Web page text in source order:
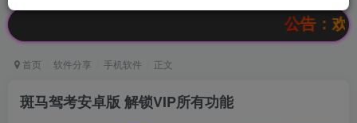
公告：欢迎访
首页 软件分享 手机软件 正文
斑马驾考安卓版 解锁VIP所有功能